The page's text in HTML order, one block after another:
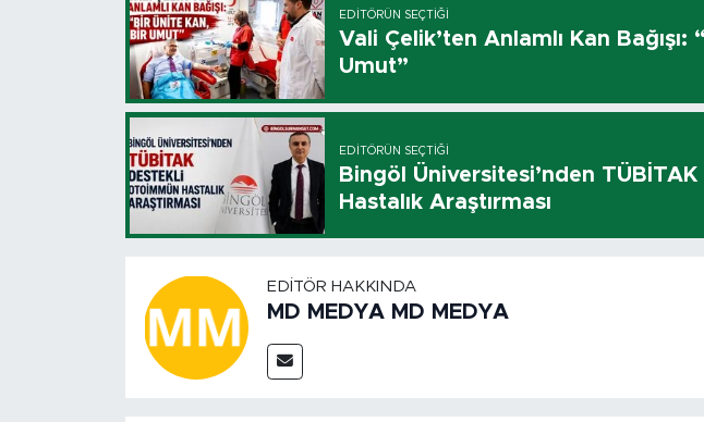
EDITÖRÜN SEÇTIĞI
Vali Çelik’ten Anlamlı Kan
Umut”
EDITÖRÜN SEÇTIĞI
Bingöl Üniversitesi’nden
Hastalık Araştırması
EDITÖR HAKKINDA
MD MEDYA MD MEDYA